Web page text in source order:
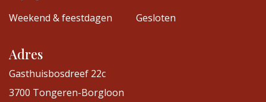
Weekend & feestdagen
Gesloten
Adres
Gasthuisbosdreef 22c
3700 Tongeren-Borgloon